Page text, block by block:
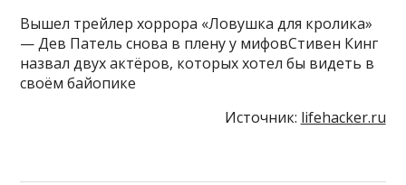
Вышел трейлер хоррора «Ловушка для кролика»
— Дев Патель снова в плену у мифовСтивен Кинг
назвал двух актёров, которых хотел бы видеть в
своём байопике
Источник: lifehacker.ru